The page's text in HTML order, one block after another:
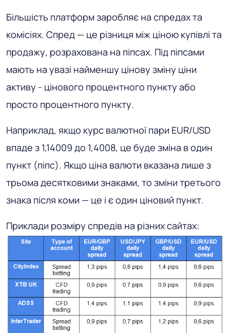
Більшість платформ заробляє на спредах та
комісіях. Спред — це різниця між ціною купівлі та
продажу, розрахована на піпсах. Під піпсами
мають на увазі найменшу цінову зміну ціни
активу - цінового процентного пункту або
просто процентного пункту.
Наприклад, якщо курс валютної пари EUR/USD
впаде з 1,14009 до 1,4008, це буде зміна в один
пункт (піпс). Якщо ціна валюти вказана лише з
трьома десятковими знаками, то зміни третього
знака після коми — це і є один ціновий пункт.
Приклади розміру спредів на різних сайтах: